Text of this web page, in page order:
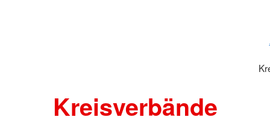
Kreisverbände